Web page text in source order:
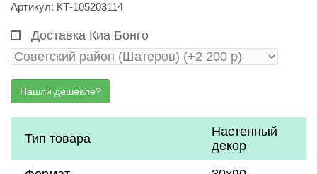
Артикул: КТ-105203114
Доставка Киа Бонго
Тип товара
Настенный
декор